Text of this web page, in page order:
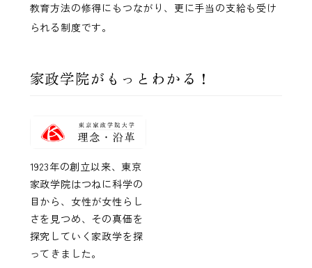
教育方法の修得にもつながり、更に手当の支給も受け
られる制度です。
家政学院がもっとわかる！
1923年の創立以来、東京
家政学院はつねに科学の
目から、女性が女性らし
さを見つめ、その真価を
探究していく家政学を探
ってきました。